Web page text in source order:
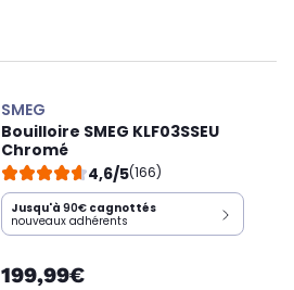
SMEG
Bouilloire SMEG KLF03SSEU
Chromé
4,6/5(166)
Jusqu'à 90€ cagnottés
nouveaux adhérents
199,99€